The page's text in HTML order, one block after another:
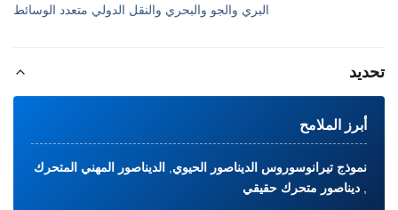
البري والجو والبحري والنقل الدولي متعدد الوسائط
تحديد
أبرز الملامح
نموذج تيرانوسوروس الديناصور الحيوي الديناصور المهني المتحرك
ديناصور متحرك حقيقي